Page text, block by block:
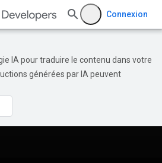
Connexion
IA pour traduire le contenu dans votre
générées par IA peuvent